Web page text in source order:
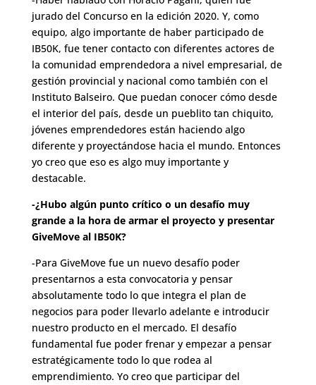
jurado del Concurso en la edición 2020. Y, como
equipo, algo importante de haber participado de
IB50K, fue tener contacto con diferentes actores de
la comunidad emprendedora a nivel empresarial, de
gestión provincial y nacional como también con el
Instituto Balseiro. Que puedan conocer cómo desde
el interior del país, desde un pueblito tan chiquito,
jóvenes emprendedores están haciendo algo
diferente y proyectándose hacia el mundo. Entonces
yo creo que eso es algo muy importante y
destacable.
-¿Hubo algún punto crítico o un desafío muy
grande a la hora de armar el proyecto y presentar
GiveMove al IB50K?
-Para GiveMove fue un nuevo desafío poder
presentarnos a esta convocatoria y pensar
absolutamente todo lo que integra el plan de
negocios para poder llevarlo adelante e introducir
nuestro producto en el mercado. El desafío
fundamental fue poder frenar y empezar a pensar
estratégicamente todo lo que rodea al
emprendimiento. Yo creo que participar del